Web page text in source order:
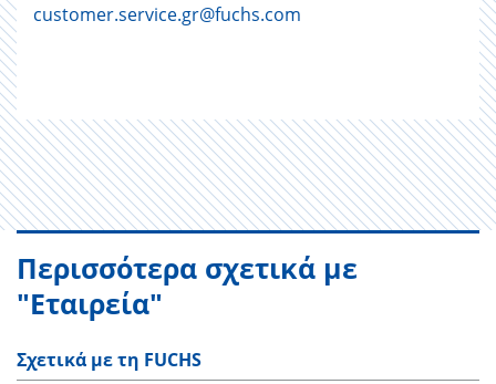
customer.service.gr@fuchs.com
Περισσότερα σχετικά με
"Εταιρεία"
Σχετικά με τη FUCHS